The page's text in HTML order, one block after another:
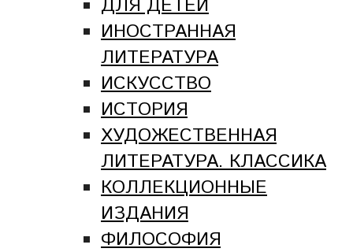
ДЛЯ ДЕТЕЙ
ИНОСТРАННАЯ
ЛИТЕРАТУРА
ИСКУССТВО
ИСТОРИЯ
ХУДОЖЕСТВЕННАЯ
ЛИТЕРАТУРА. КЛАССИКА
КОЛЛЕКЦИОННЫЕ
ИЗДАНИЯ
ФИЛОСОФИЯ